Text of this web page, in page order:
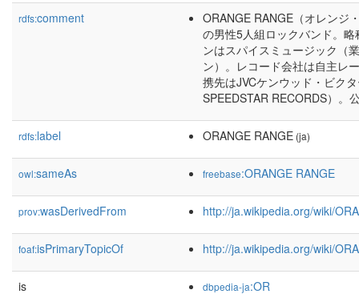
rdfs:comment
ORANGE RANGE（オレンジ
の男性5人組ロックバンド。
ンはスパイスミュージック（
ン）。レコード会社は自主レ
携先はJVCケンウッド・ビク
SPEEDSTAR RECORDS）。
rdfs:label ORANGE RANGE (ja)
owl:sameAs freebase:ORANGE RANGE
prov:wasDerivedFrom http://ja.wikipedia.org/wiki/
foaf:isPrimaryTopicOf http://ja.wikipedia.org/wiki/
is dbpedia-ja:OR